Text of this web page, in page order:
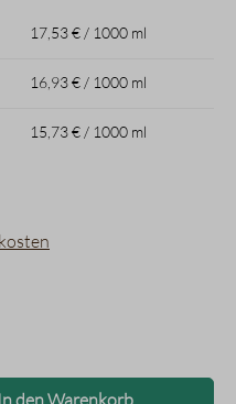
17,53 € / 1000 ml
16,93 € / 1000 ml
15,73 € / 1000 ml
Gib den
In den Warenkorb